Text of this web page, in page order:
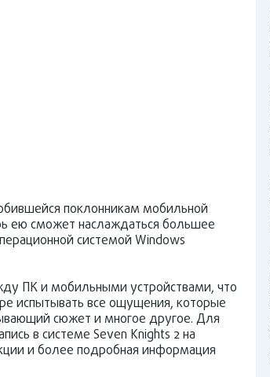
поклонникам мобильной
ею сможет наслаждаться большее
системой Windows
ПК и мобильными устройствами, что
испытывать все ощущения, которые
сюжет и многое другое. Для
в системе Seven Knights 2 на
и более подробная информация